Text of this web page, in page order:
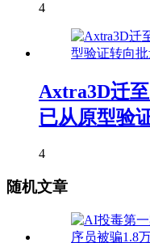
4
Axtra3D迁
已从原型验
4
随机文章